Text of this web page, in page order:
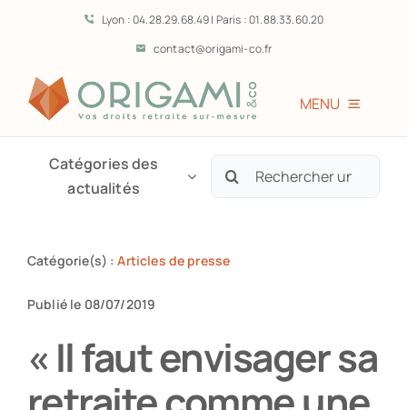
contenu
Lyon : 04.28.29.68.49 | Paris : 01.88.33.60.20
contact@origami-co.fr
MENU
Vous êtes?
Témoignages
Catégories des
actualités
Rechercher:
Catégorie(s) :Articles de presse
Publié le 08/07/2019
« Il faut envisager sa